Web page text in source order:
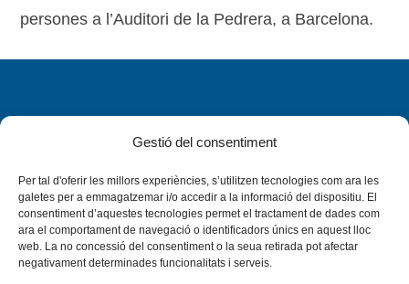
Gestió del consentiment
Per tal d'oferir les millors experiències, s’utilitzen tecnologies com ara les
galetes per a emmagatzemar i/o accedir a la informació del dispositiu. El
consentiment d’aquestes tecnologies permet el tractament de dades com
ara el comportament de navegació o identificadors únics en aquest lloc
web. La no concessió del consentiment o la seua retirada pot afectar
negativament determinades funcionalitats i serveis.
persones a l’Auditori de la Pedrera, a Barcelona.
Facebook
X BlueskyTiktok LinkedIn
Instagram
Flickr
INICI QUI SOM
PROGRAMES
DESENVOLUPAMENT SOSTENIBLE
TRANSPARÈNCIA